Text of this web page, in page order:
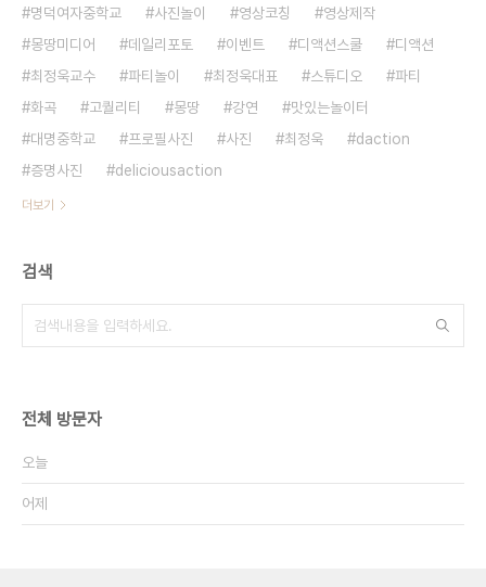
명덕여자중학교
사진놀이 영상코칭
영상제작
몽땅미디어
데일리포토 이벤트 디액션스쿨
디액션
최정욱교수
파티놀이 최정욱대표 스튜디오
파티
화곡
고퀄리티 몽땅 강연
맛있는놀이터
대명중학교
프로필사진 사진 최정욱
daction
증명사진
deliciousaction
더보기
검색
전체 방문자
오늘
어제